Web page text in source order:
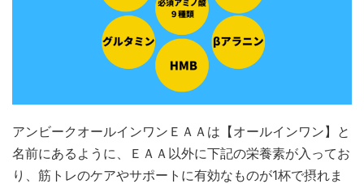
アンビークオールインワンＥＡＡは【オールインワン】と
名前にあるように、ＥＡＡ以外に下記の栄養素が入ってお
り、筋トレのケアやサポートに有効なものが1杯で摂れま